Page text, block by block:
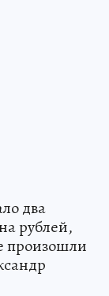
два
рублей,
произошли